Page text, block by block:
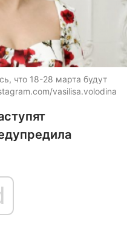
что 18-28 марта будут
vasilisa.volodina